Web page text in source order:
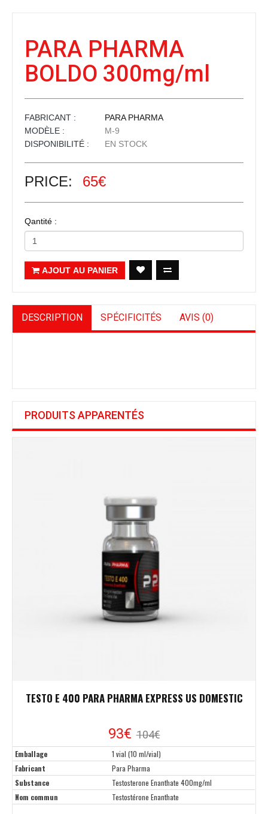
PARA PHARMA
BOLDO 300mg/ml
FABRICANT :
PARA PHARMA
MODÈLE :
M-9
DISPONIBILITÉ :
EN STOCK
PRICE: 65€
Qantité :
AJOUT AU PANIER
DESCRIPTION SPÉCIFICITÉS AVIS (0)
PRODUITS APPARENTÉS
TESTO E 400 PARA PHARMA EXPRESS US DOMESTIC
93€ 104€
Emballage
1 vial (10 ml/vial)
Fabricant
Para Pharma
Substance
Testosterone Enanthate 400mg/ml
Nom commun
Testostérone Enanthate